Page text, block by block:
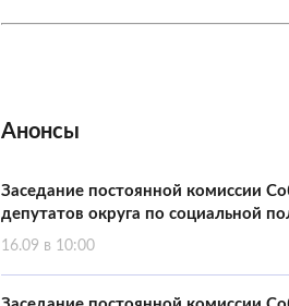
Анонсы
Заседание постоянной комиссии
депутатов округа по социальной
16.09 в 10:00